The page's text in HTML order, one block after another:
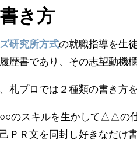
き方
研究所方式の就職指導を生
歴書であり、その志望動機欄
札プロでは２種類の書き方を
のスキルを生かして△△の
ＰＲ文を同封し好きなだけ書